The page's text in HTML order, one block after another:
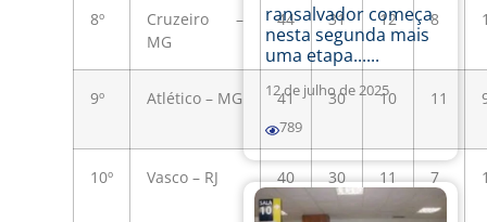
8º
Cruzeiro –
MG
44 31 12 8
9º Atlético – MG 41 30 10 11
10º Vasco – RJ 40 30 11 7
ransalvador começa
nesta segunda mais
uma etapa......
12 de julho de 2025
789